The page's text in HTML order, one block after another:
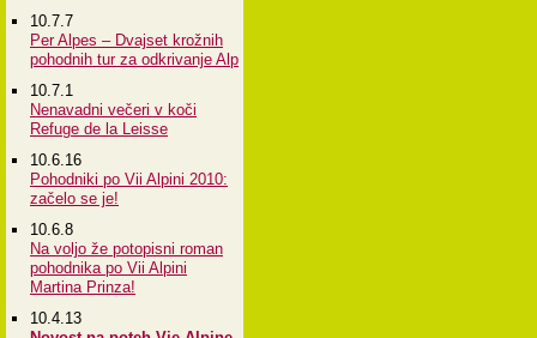
10.7.7
Per Alpes – Dvajset krožnih
pohodnih tur za odkrivanje Alp
10.7.1
Nenavadni večeri v koči
Refuge de la Leisse
10.6.16
Pohodniki po Vii Alpini 2010:
začelo se je!
10.6.8
Na voljo že potopisni roman
pohodnika po Vii Alpini
Martina Prinza!
10.4.13